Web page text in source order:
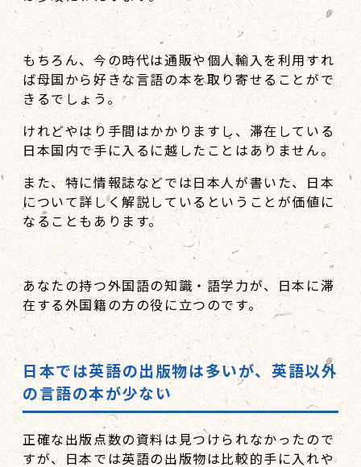
もちろん、今の時代は通販や個人輸入を利用すれ
ば母国から好きな言語の本を取り寄せることがで
きるでしょう。
けれどやはり手間はかかりますし、滞在している
日本国内で手に入るに越したことはありません。
また、特に情報誌などでは日本人が書いた、日本
について詳しく解説しているということが価値に
なることもあります。
あなたの持つ外国語の知識・語学力が、日本に滞
在する外国籍の方の役に立つのです。
日本では英語の出版物は多いが、英語以外
の言語の本が少ない
正確な出版点数の資料は見つけられなかったので
すが、日本では英語の出版物は比較的手に入れや